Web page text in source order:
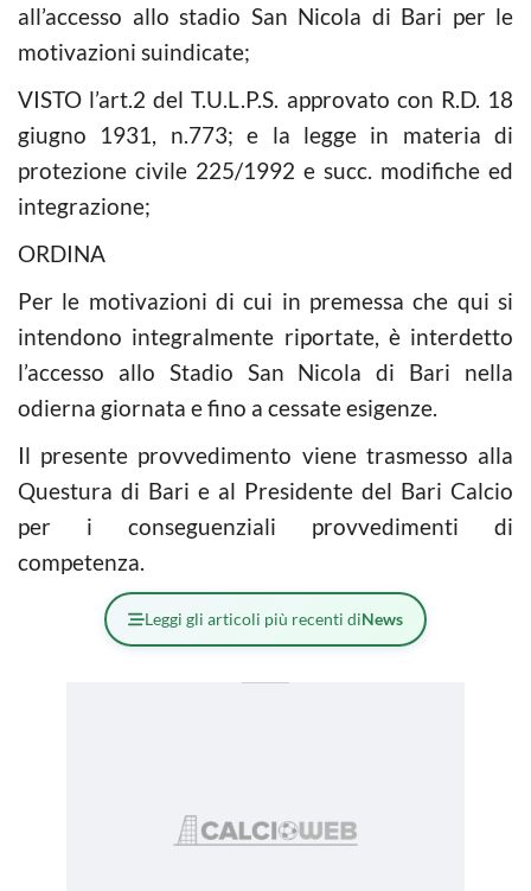
all’accesso allo stadio San Nicola di Bari per le
motivazioni suindicate;
VISTO l’art.2 del T.U.L.P.S. approvato con R.D. 18
giugno 1931, n.773; e la legge in materia di
protezione civile 225/1992 e succ. modifiche ed
integrazione;
ORDINA
Per le motivazioni di cui in premessa che qui si
intendono integralmente riportate, è interdetto
l’accesso allo Stadio San Nicola di Bari nella
odierna giornata e fino a cessate esigenze.
Il presente provvedimento viene trasmesso alla
Questura di Bari e al Presidente del Bari Calcio
per i conseguenziali provvedimenti di
competenza.
Leggi gli articoli più recenti diNews